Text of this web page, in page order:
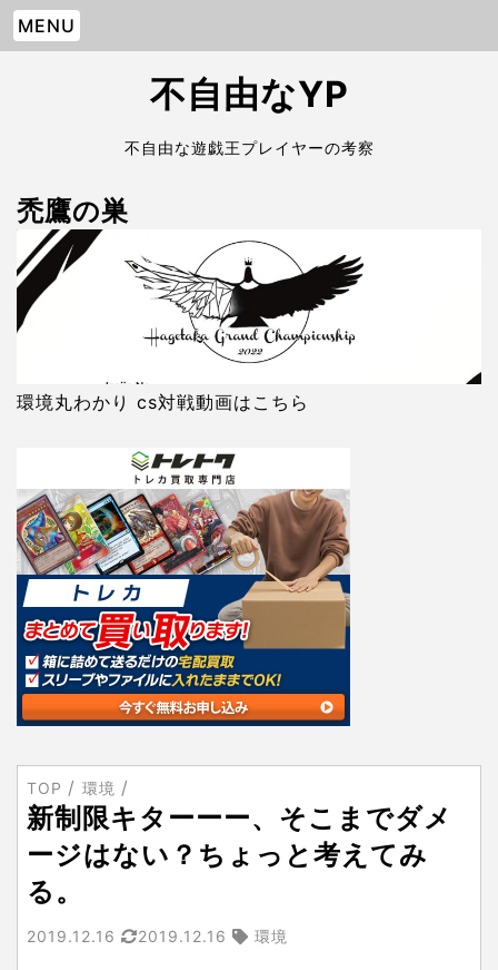
MENU
不自由なYP
不自由な遊戯王プレイヤーの考察
禿鷹の巣
環境丸わかり cs対戦動画はこちら
TOP 環境
新制限キターーー、そこまでダメ
ージはない？ちょっと考えてみ
る。
2019.12.16 2019.12.16 環境